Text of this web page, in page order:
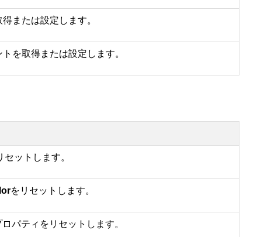
または設定します。
を取得または設定します。
セットします。
をリセットします。
パティをリセットします。